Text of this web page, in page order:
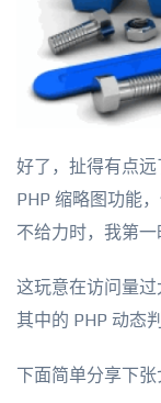
好了，扯得有点
PHP 缩略图功能
不给力时，我第一
这玩意在访问量
其中的 PHP 动态
下面简单分享下张